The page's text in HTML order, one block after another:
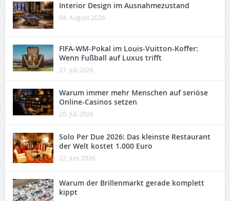
Interior Design im Ausnahmezustand
04. August 2026
FIFA-WM-Pokal im Louis-Vuitton-Koffer:
Wenn Fußball auf Luxus trifft
27. Juli 2026
Warum immer mehr Menschen auf seriöse
Online-Casinos setzen
20. Juli 2026
Solo Per Due 2026: Das kleinste Restaurant
der Welt kostet 1.000 Euro
22. Juni 2026
Warum der Brillenmarkt gerade komplett
kippt